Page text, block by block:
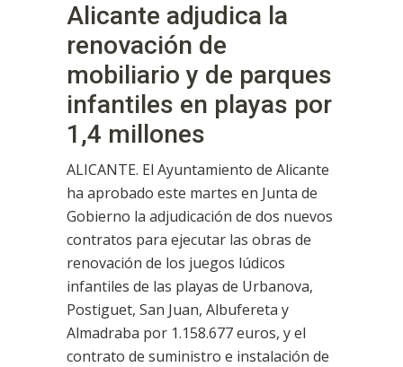
Alicante adjudica la
renovación de
mobiliario y de parques
infantiles en playas por
1,4 millones
ALICANTE. El Ayuntamiento de Alicante
ha aprobado este martes en Junta de
Gobierno la adjudicación de dos nuevos
contratos para ejecutar las obras de
renovación de los juegos lúdicos
infantiles de las playas de Urbanova,
Postiguet, San Juan, Albufereta y
Almadraba por 1.158.677 euros, y el
contrato de suministro e instalación de